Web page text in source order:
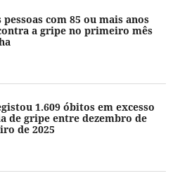
pessoas com 85 ou mais anos
a gripe no primeiro mês
1.609 óbitos em excesso
de gripe entre dezembro de
de 2025